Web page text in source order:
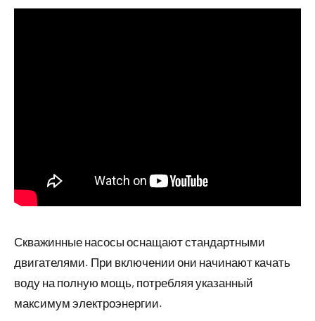
Скважинные насосы оснащают стандартными
двигателями. При включении они начинают качать
воду на полную мощь, потребляя указанный
максимум электроэнергии.